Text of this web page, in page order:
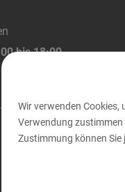
bis 18:00
Wir verwenden Cookies,
Verwendung zustimmen
Zustimmung können